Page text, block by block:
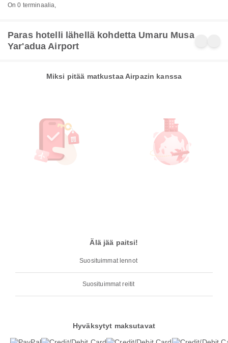
On 0 terminaalia,
Paras hotelli lähellä kohdetta Umaru Musa
Yar'adua Airport
Miksi pitää matkustaa Airpazin kanssa
Älä jää paitsi!
Suosituimmat lennot
Suosituimmat reitit
Hyväksytyt maksutavat